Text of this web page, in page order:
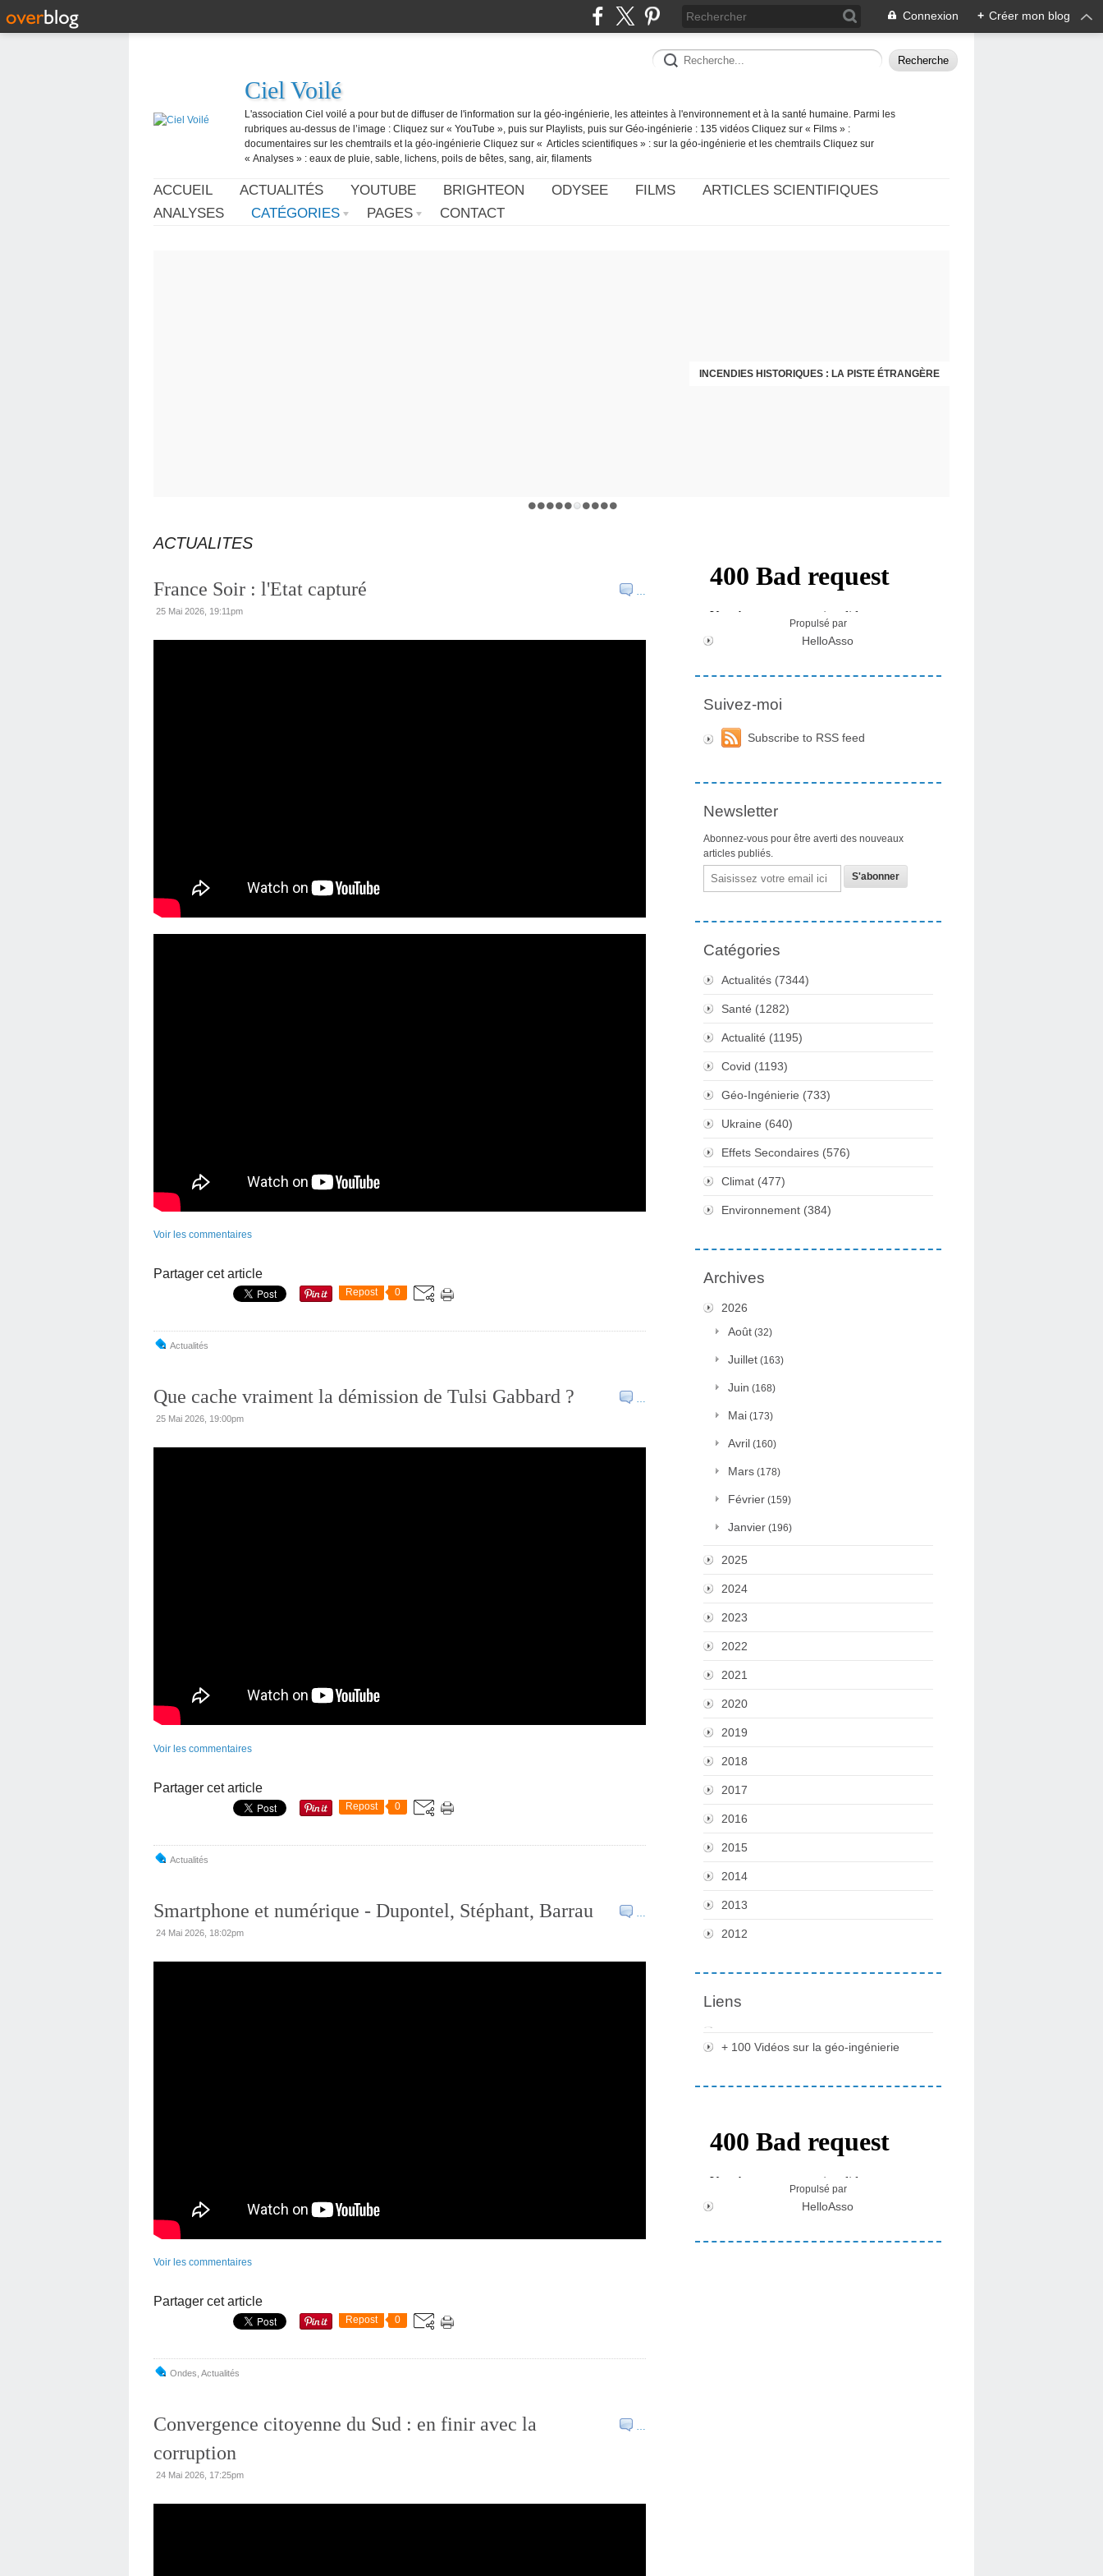
Connexion + Créer mon blog
Ciel Voilé
L'association Ciel voilé a pour but de diffuser de l'information sur la géo-ingénierie, les atteintes à l'environnement et à la santé humaine. Parmi les
rubriques au-dessus de l’image : Cliquez sur « YouTube », puis sur Playlists, puis sur Géo-ingénierie : 135 vidéos Cliquez sur « Films » :
documentaires sur les chemtrails et la géo-ingénierie Cliquez sur « Articles scientifiques » : sur la géo-ingénierie et les chemtrails Cliquez sur
« Analyses » : eaux de pluie, sable, lichens, poils de bêtes, sang, air, filaments
ACCUEIL ACTUALITÉS YOUTUBE BRIGHTEON ODYSEE FILMS
ARTICLES SCIENTIFIQUES
ANALYSES
CATÉGORIES PAGES CONTACT
INCENDIES HISTORIQUES : LA PISTE ÉTRANGÈRE
ACTUALITES
…
France Soir : l'Etat capturé
25 Mai 2026, 19:11pm
Voir les commentaires
Partager cet article
Repost 0
Actualités
…
Que cache vraiment la démission de Tulsi Gabbard ?
25 Mai 2026, 19:00pm
Voir les commentaires
Partager cet article
Repost 0
Actualités
Smartphone et numérique - Dupontel, Stéphant, Barrau
24 Mai 2026, 18:02pm
Voir les commentaires
Partager cet article
Repost 0
Ondes Actualités
…
Convergence citoyenne du Sud : en finir avec la
corruption
24 Mai 2026, 17:25pm
Propulsé par
HelloAsso
Suivez-moi
Subscribe to RSS feed
Newsletter
Abonnez-vous pour être averti des nouveaux
articles publiés.
Email
Catégories
Actualités (7344)
Santé (1282)
Actualité (1195)
Covid (1193)
Géo-Ingénierie (733)
Ukraine (640)
Effets Secondaires (576)
Climat (477)
Environnement (384)
Archives
2026
Août (32)
Juillet (163)
Juin (168)
Mai (173)
Avril (160)
Mars (178)
Février (159)
Janvier (196)
2025
2024
2023
2022
2021
2020
2019
2018
2017
2016
2015
2014
2013
2012
Liens
+ 100 Vidéos sur la géo-ingénierie
Propulsé par
HelloAsso